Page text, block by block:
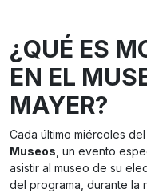
¿QUÉ ES
EN EL
MAYER?
Cada último miércoles
Museos, un evento
asistir al museo de su
del programa, durante la